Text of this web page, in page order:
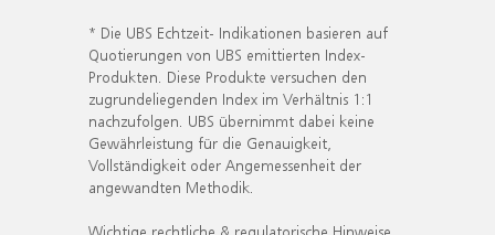
* Die UBS Echtzeit- Indikationen basieren auf
Quotierungen von UBS emittierten Index-
Produkten. Diese Produkte versuchen den
zugrundeliegenden Index im Verhältnis 1:1
nachzufolgen. UBS übernimmt dabei keine
Gewährleistung für die Genauigkeit,
Vollständigkeit oder Angemessenheit der
angewandten Methodik.